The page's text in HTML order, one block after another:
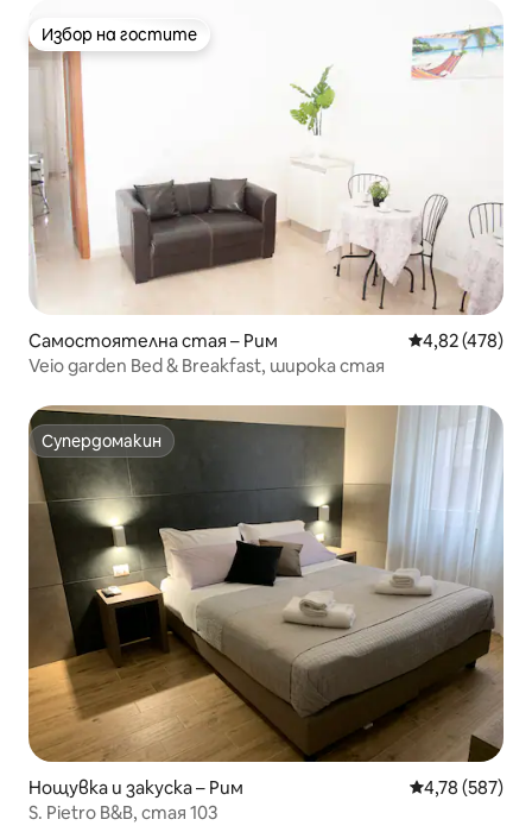
Избор на гостите
Избор на гостите
Самостоятелна стая – Рим Средна
4,82 (478)
Veio garden Bed & Breakfast, широка стая
Супердомакин
Супердомакин
Нощувка и закуска – Рим Средна
4,78 (587)
S. Pietro B&B, стая 103